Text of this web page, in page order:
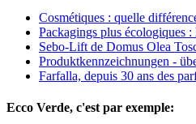
Cosmétiques : quelle
Packagings plus écologiques :
Sebo-Lift de Domus Olea
Produktkennzeichnungen -
Farfalla, depuis 30 ans des
Ecco Verde, c'est par exemple: